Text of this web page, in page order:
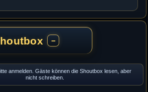
−
anmelden. Gäste können die Shoutbox lesen, aber
nicht schreiben.